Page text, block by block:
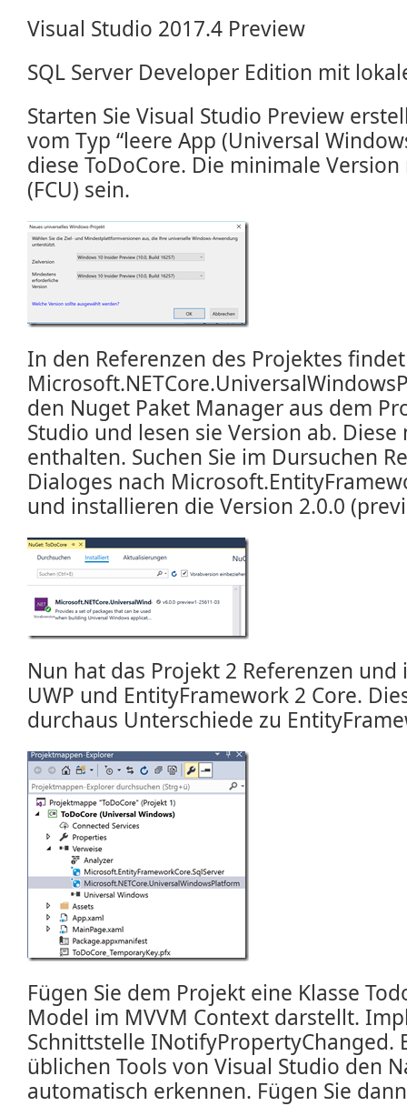
Visual Studio 2017.4 Preview
SQL Server Developer Edition mit
Starten Sie Visual Studio Preview
vom Typ “leere App (Universal
diese ToDoCore. Die minimale
(FCU) sein.
In den Referenzen des Projektes
den Nuget Paket Manager aus dem
Studio und lesen sie Version ab.
enthalten. Suchen Sie im Dursuchen
Dialoges nach
und installieren die Version 2.0.0
Nun hat das Projekt 2 Referenzen
UWP und EntityFramework 2 Core.
durchaus Unterschiede zu
Fügen Sie dem Projekt eine Klasse
Model im MVVM Context darstellt.
Schnittstelle INotifyPropertyChanged.
üblichen Tools von Visual Studio den
automatisch erkennen. Fügen Sie